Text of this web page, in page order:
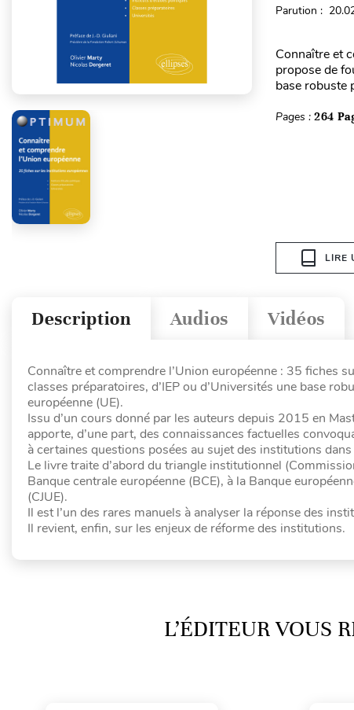
Parution :
Connaître et
propose de
base robuste
Pages : 264
LIRE
Vidéos
Audios
Description
Connaître et comprendre l’Union européenne : 35 fiches
classes préparatoires, d’IEP ou d’Universités une base
européenne (UE).
Issu d’un cours donné par les auteurs depuis 2015 en
apporte, d’une part, des connaissances factuelles
à certaines questions posées au sujet des institutions
Le livre traite d’abord du triangle institutionnel
Banque centrale européenne (BCE), à la Banque
(CJUE).
Il est l’un des rares manuels à analyser la réponse des
Il revient, enfin, sur les enjeux de réforme des institutions.
L’ÉDITEUR VOUS